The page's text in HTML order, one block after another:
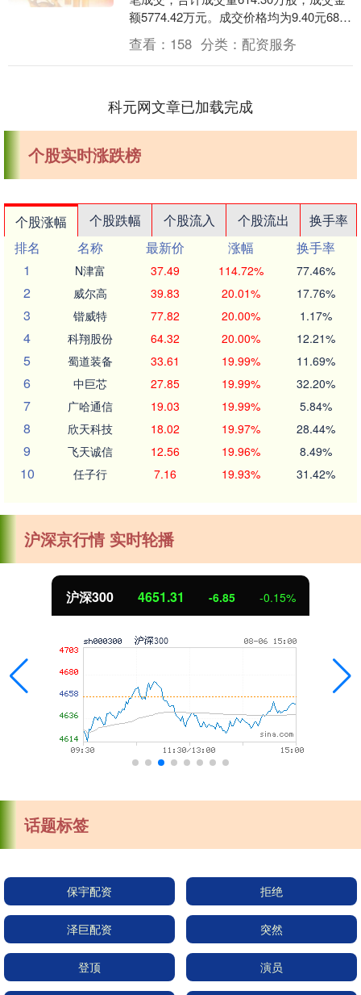
额5774.42万元。成交价格均为9.40元68配
资，相对今日收盘价折价13.....
查看： 158 分类： 配资服务
科元网文章已加载完成
个股实时涨跌榜
个股涨幅 个股跌幅 个股流入 个股流出
换手率
排名
名称 最新价 涨幅
换手率
1
N津富 37.49 114.72% 77.46%
2 威尔高 39.83 20.01% 17.76%
3 锴威特 77.82 20.00% 1.17%
4 科翔股份 64.32 20.00% 12.21%
5 蜀道装备 33.61 19.99% 11.69%
6 中巨芯 27.85 19.99% 32.20%
7 广哈通信 19.03 19.99% 5.84%
8 欣天科技 18.02 19.97% 28.44%
9 飞天诚信 12.56 19.96% 8.49%
10 任子行 7.16 19.93% 31.42%
沪深京行情 实时轮播
沪深300 4651.31 -6.85 -0.15%
话题标签
保宇配资 拒绝
泽巨配资 突然
登顶 演员